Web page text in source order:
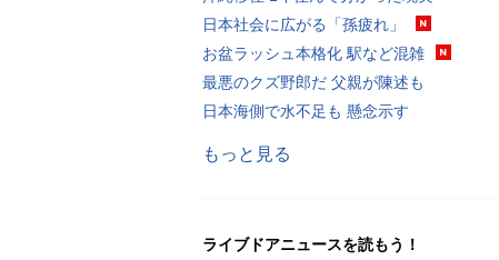
日本社会に広がる「孫疲れ」
お盆ラッシュ本格化 駅など混雑
最悪のクズ野郎だ 父親が陳述も
日本海側で水不足も 懸念示す
もっと見る
ライブドアニュースを読もう！